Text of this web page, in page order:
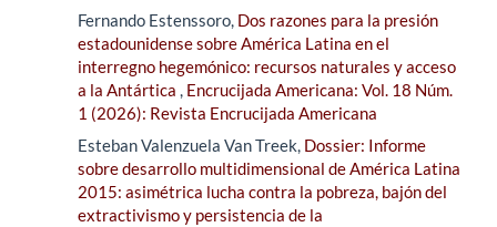
Fernando Estenssoro, Dos razones para la presión
estadounidense sobre América Latina en el
interregno hegemónico: recursos naturales y acceso
a la Antártica , Encrucijada Americana: Vol. 18 Núm.
1 (2026): Revista Encrucijada Americana
Esteban Valenzuela Van Treek, Dossier: Informe
sobre desarrollo multidimensional de América Latina
2015: asimétrica lucha contra la pobreza, bajón del
extractivismo y persistencia de la